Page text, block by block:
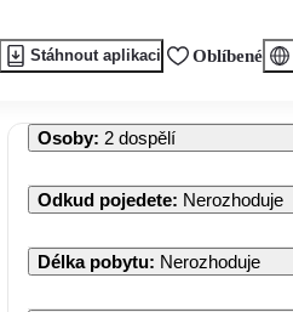
Stáhnout aplikaci Oblíbené
Osoby: 2 dospělí
Odkud pojedete: Nerozhoduje
Délka pobytu: Nerozhoduje